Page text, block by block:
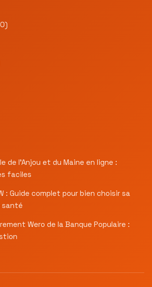
de l’Anjou et du Maine en ligne :
faciles
: Guide complet pour bien choisir sa
santé
Wero de la Banque Populaire :